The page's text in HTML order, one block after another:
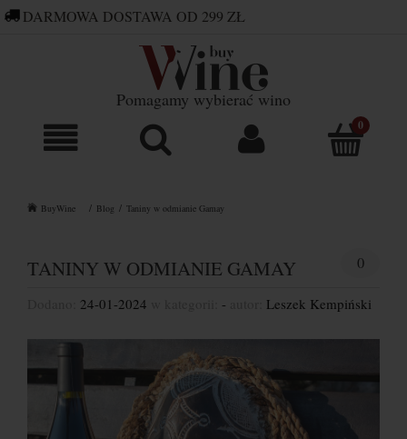
Pomagamy wybierać wino
BuyWine Blog Taniny w odmianie Gamay
DARMOWA DOSTAWA OD 299 ZŁ
SKLEP@BUYWINE.PL
TANINY W ODMIANIE GAMAY 0
24-01-2024 - Leszek Kempiński